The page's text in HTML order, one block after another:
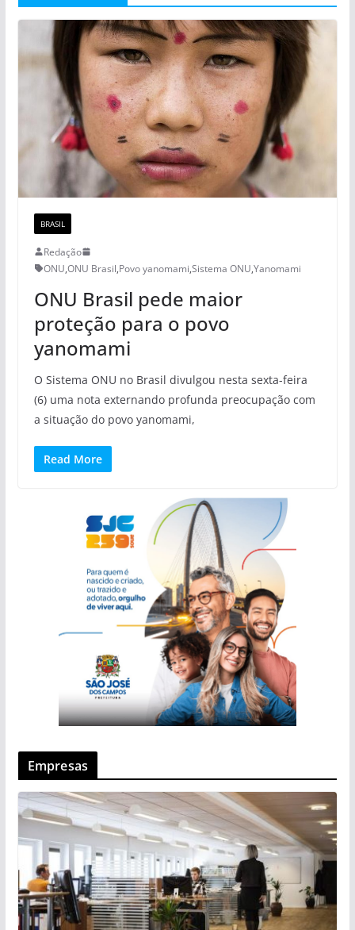
BRASIL
Redação
ONU,ONU Brasil,Povo yanomami,Sistema ONU,Yanomami
ONU Brasil pede maior
proteção para o povo
yanomami
O Sistema ONU no Brasil divulgou nesta sexta-feira
(6) uma nota externando profunda preocupação com
a situação do povo yanomami,
Read More
Empresas